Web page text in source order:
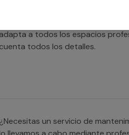
adapta a todos los espacios
cuenta todos los detalles.
¿Necesitas un servicio de